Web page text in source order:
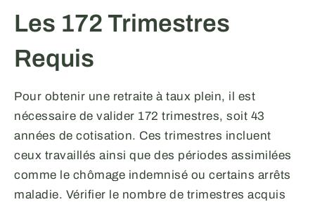
Les 172 Trimestres
Requis
Pour obtenir une retraite à taux plein, il est
nécessaire de valider 172 trimestres, soit 43
années de cotisation. Ces trimestres incluent
ceux travaillés ainsi que des périodes assimilées
comme le chômage indemnisé ou certains arrêts
maladie. Vérifier le nombre de trimestres acquis